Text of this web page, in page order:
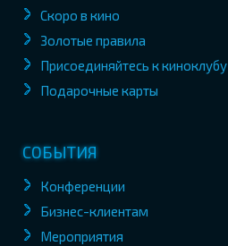
Скоро в кино
Золотые правила
Присоединяйтесь к киноклубу
Подарочные карты
СОБЫТИЯ
Конференции
Бизнес-клиентам
Мероприятия